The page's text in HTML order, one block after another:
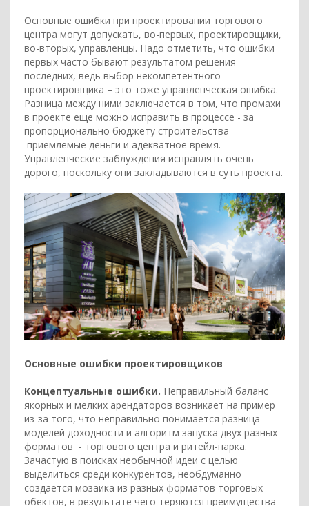
Основные ошибки при проектировании торгового
центра могут допускать, во-первых, проектировщики,
во-вторых, управленцы. Надо отметить, что ошибки
первых часто бывают результатом решения
последних, ведь выбор некомпетентного
проектировщика – это тоже управленческая ошибка.
Разница между ними заключается в том, что промахи
в проекте еще можно исправить в процессе - за
пропорционально бюджету строительства
приемлемые деньги и адекватное время.
Управленческие заблуждения исправлять очень
дорого, поскольку они закладываются в суть проекта.
Основные ошибки проектировщиков
Концептуальные ошибки. Неправильный баланс
якорных и мелких арендаторов возникает на пример
из-за того, что неправильно понимается разница
моделей доходности и алгоритм запуска двух разных
форматов - торгового центра и ритейл-парка.
Зачастую в поисках необычной идеи с целью
выделиться среди конкурентов, необдуманно
создается мозаика из разных форматов торговых
обектов, в результате чего теряются преимущества